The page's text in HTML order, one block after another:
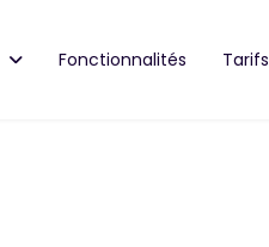
Fonctionnalités Tarifs